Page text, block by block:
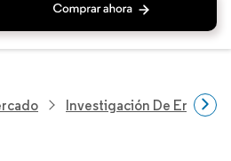
Investigación De Energía